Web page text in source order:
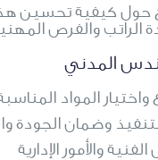
حول كيفية تحسين
الراتب والفرص
المدني
المواد
وضمان الجودة
والأمور الإدارية